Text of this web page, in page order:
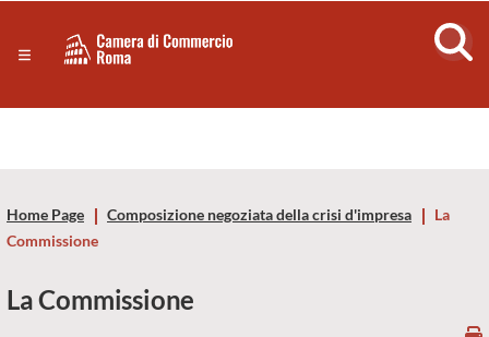
Servizi
Risorse Principali
Camera
Commercio
di
Roma
Home Page Composizione negoziata della crisi d'impresa
La
Commissione
La Commissione